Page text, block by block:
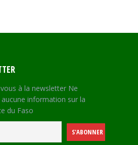
à la newsletter Ne
information sur la
du Faso